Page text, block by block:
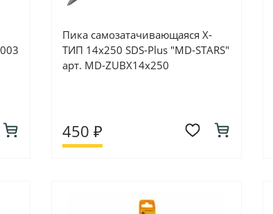
Пика самозатачивающаяся X-
ТИП 14х250 SDS-Plus "MD-STARS"
арт. MD-ZUBX14х250
450 ₽